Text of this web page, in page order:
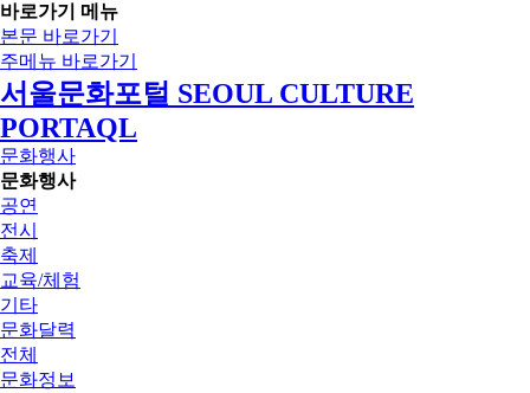
바로가기 메뉴
본문 바로가기
주메뉴 바로가기
서울문화포털 SEOUL CULTURE
PORTAQL
문화행사
문화행사
공연
전시
축제
교육/체험
기타
문화달력
전체
문화정보